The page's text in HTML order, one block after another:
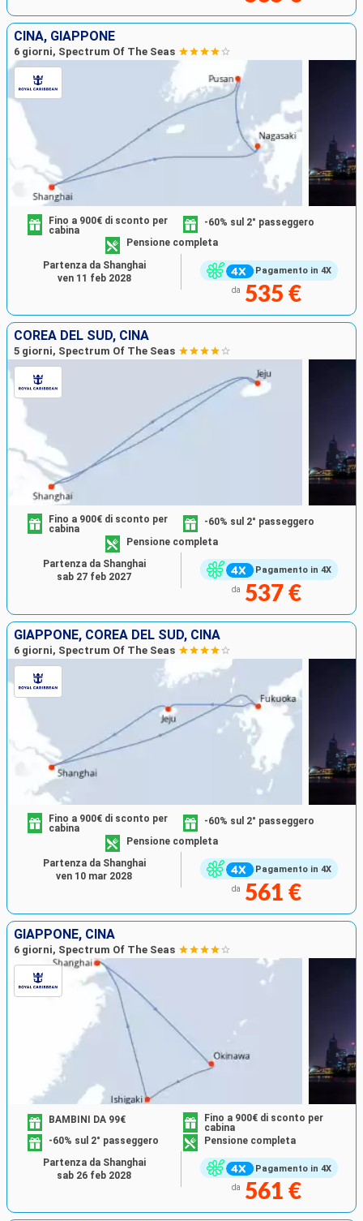
CINA, GIAPPONE
6 giorni, Spectrum Of The Seas
Pagamento in 4X
Fino a 900€ di sconto per
cabina
-60% sul 2° passeggero
Pensione completa
da 535 €
Partenza da Shanghai
ven 11 feb 2028
COREA DEL SUD, CINA
5 giorni, Spectrum Of The Seas
Pagamento in 4X
Fino a 900€ di sconto per
cabina
-60% sul 2° passeggero
Pensione completa
da 537 €
Partenza da Shanghai
sab 27 feb 2027
GIAPPONE, COREA DEL SUD, CINA
6 giorni, Spectrum Of The Seas
Pagamento in 4X
Fino a 900€ di sconto per
cabina
-60% sul 2° passeggero
Pensione completa
da 561 €
Partenza da Shanghai
ven 10 mar 2028
GIAPPONE, CINA
6 giorni, Spectrum Of The Seas
Pagamento in 4X
BAMBINI DA 99€
Fino a 900€ di sconto per
cabina
-60% sul 2° passeggero
Pensione completa
da 561 €
Partenza da Shanghai
sab 26 feb 2028